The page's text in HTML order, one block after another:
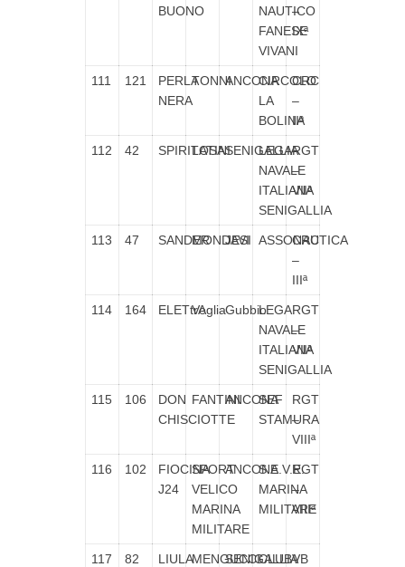
BUONO
NAUTICO
FANESE
VIVANI
–
IXª
111 121
PERLA
NERA
TONNIANCONACIRCOLO
LA
BOLINA
CRC
–
IIª
112 42 SPIRITOSA
LATINISENIGALLIA
LEGA
NAVALE
ITALIANA
SENIGALLIA
RGT
–
VIIª
113 47 SANDERMONDAVI
JESI ASSONAUTICA
CRC
–
IIIª
114 164 ELETtrAVegliaGubbioLEGA
NAVALE
ITALIANA
SENIGALLIA
RGT
–
VIIª
115 106
DON
CHISCIOTTE
FANTINIANCONA
SEF
STAMURA
RGT
–
VIIIª
116 102
FIOCINA
J24
SPORT
VELICO
MARINA
MILITARE
ANCONAS.E.V.E.
MARINA
MILITARE
RGT
–
VIIIª
117 82
LIULAMENGUCCISENIGALLIA
CLUBVB